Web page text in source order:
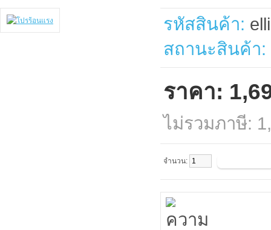
รหัสสินค้า:
สถานะสินค้า:
ราคา:
ไม่รวมภาษี:
จำนวน: